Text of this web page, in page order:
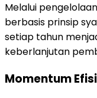
Melalui
berbasis prinsip
setiap tahun
keberlanjutan
Momentum